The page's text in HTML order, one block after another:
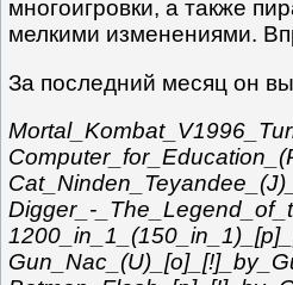
многоигровки, а также
мелкими изменениями.
За последний месяц он
Digger_-